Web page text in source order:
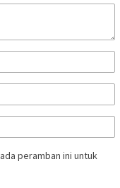
peramban ini untuk